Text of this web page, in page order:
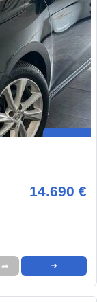
14.690 €
➦ ➜